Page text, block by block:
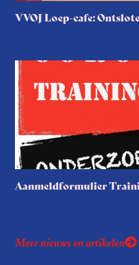
VVOJ Loep-cafe:
Aanmeldformulier
Meer nieuws en artikelen